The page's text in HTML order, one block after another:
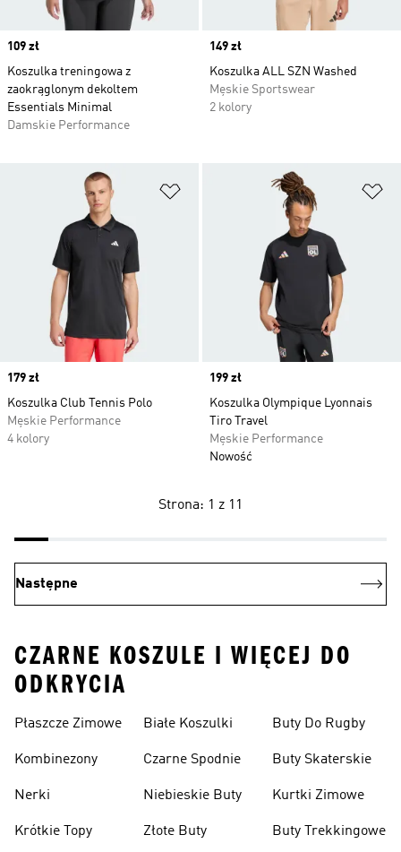
Price
109 zł
Koszulka treningowa z
zaokrąglonym dekoltem
Essentials Minimal
Damskie Performance
Price
149 zł
Koszulka ALL SZN Washed
Męskie Sportswear
2 kolory
Dodaj do listy życzeń
Price
179 zł
Koszulka Club Tennis Polo
Męskie Performance
4 kolory
Price
199 zł
Koszulka Olympique Lyonnais
Tiro Travel
Męskie Performance
Nowość
Strona: 1 z 11
Następne
CZARNE KOSZULE I WIĘCEJ DO
ODKRYCIA
Płaszcze Zimowe
Kombinezony
Nerki
Krótkie Topy
Białe Koszulki
Czarne Spodnie
Niebieskie Buty
Złote Buty
Buty Do Rugby
Buty Skaterskie
Kurtki Zimowe
Buty Trekkingowe